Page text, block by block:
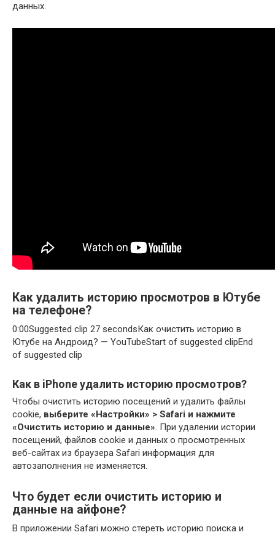
данных.
Как удалить историю просмотров в Ютубе
на телефоне?
0:00Suggested clip 27 secondsКак очистить историю в
Ютубе на Андроид? — YouTubeStart of suggested clipEnd
of suggested clip
Как в iPhone удалить историю просмотров?
Чтобы очистить историю посещений и удалить файлы
cookie, выберите «Настройки» > Safari и нажмите
«Очистить историю и данные». При удалении истории
посещений, файлов cookie и данных о просмотренных
веб-сайтах из браузера Safari информация для
автозаполнения не изменяется.
Что будет если очистить историю и
данные на айфоне?
В приложении Safari можно стереть историю поиска и